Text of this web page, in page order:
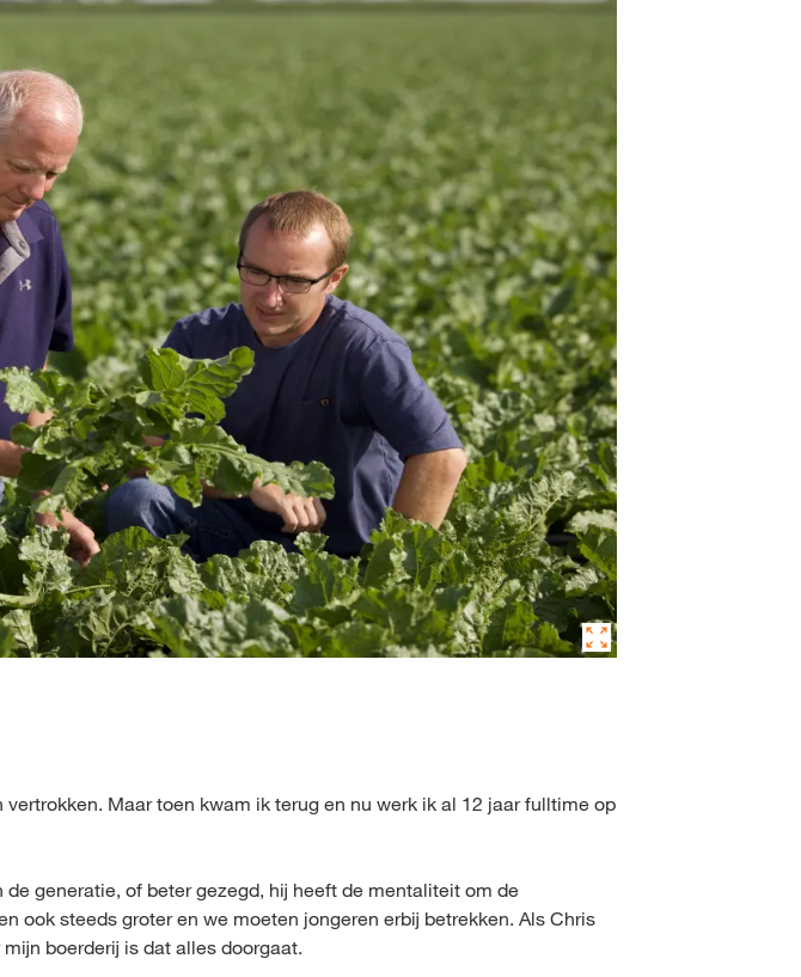
Maar toen kwam ik terug en nu werk ik al 12 jaar fulltime op
generatie, of beter gezegd, hij heeft de mentaliteit om de
ook steeds groter en we moeten jongeren erbij betrekken. Als Chris
boerderij is dat alles doorgaat.